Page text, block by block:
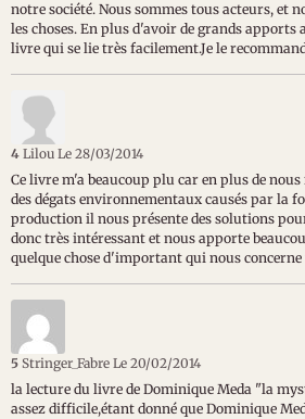
notre société. Nous sommes tous acteurs, et
les choses. En plus d'avoir de grands
livre qui se lie très facilement.Je le
4 Lilou Le 28/03/2014
Ce livre m'a beaucoup plu car en plus de
des dégats environnementaux causés par la
production il nous présente des solutions
donc très intéressant et nous apporte
quelque chose d'important qui nous concerne
5 Stringer_Fabre Le 20/02/2014
la lecture du livre de Dominique Meda "la
assez difficile,étant donné que Dominique